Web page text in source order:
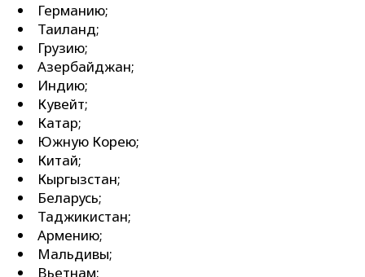
Германию;
Таиланд;
Грузию;
Азербайджан;
Индию;
Кувейт;
Катар;
Южную Корею;
Китай;
Кыргызстан;
Беларусь;
Таджикистан;
Армению;
Мальдивы;
Вьетнам;